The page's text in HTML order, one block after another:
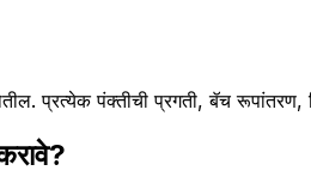
प्रत्येक पंक्तीची प्रगती, बॅच रूपांतरण,